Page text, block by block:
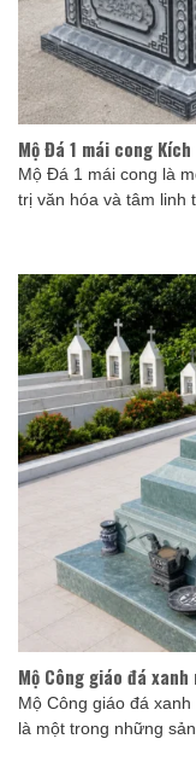
Mộ Đá 1 mái cong
Mộ Đá 1 mái cong là
trị văn hóa và tâm linh
Mộ Công giáo đá
Mộ Công giáo đá
là một trong những